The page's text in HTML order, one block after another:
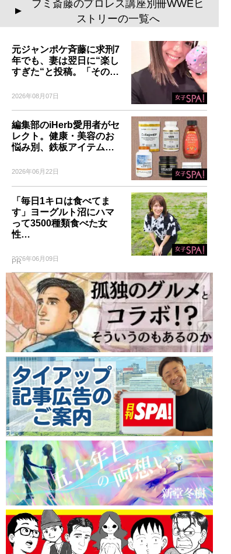
▲
フミ斎藤のプロレス講座別冊WWEヒ
ストリーの一覧へ
元ジャンポケ斉藤に求刑7
年でも、妻は翌日に“楽し
すぎた“と投稿。「その…
2026年08月07日
編集部のiHerb愛用者がセ
レクト。健康・美容のお
悩み別、鉄板アイテム…
2026年06月22日
「毎日1キロは食べてま
す」ヨーグルト沼にハマ
って3500種類食べた女
性…
2026年06月09日
PR